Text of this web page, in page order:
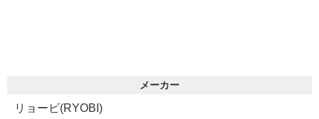
メーカー
リョービ(RYOBI)